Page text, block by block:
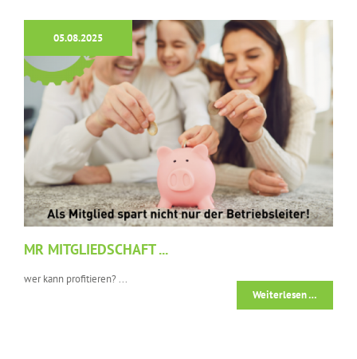
05.08.2025
MR MITGLIEDSCHAFT ...
wer kann profitieren? ...
Weiterlesen …